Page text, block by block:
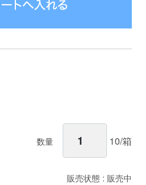
販売状態 : 販売中
数量 10/箱